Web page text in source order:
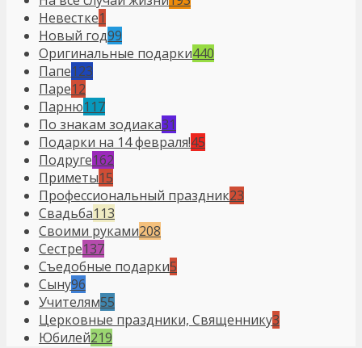
Невестке1
Новый год99
Оригинальные подарки440
Папе123
Паре12
Парню117
По знакам зодиака31
Подарки на 14 февраля!45
Подруге162
Приметы15
Профессиональный праздник23
Свадьба113
Своими руками208
Сестре137
Съедобные подарки5
Сыну96
Учителям55
Церковные праздники, Священнику3
Юбилей219